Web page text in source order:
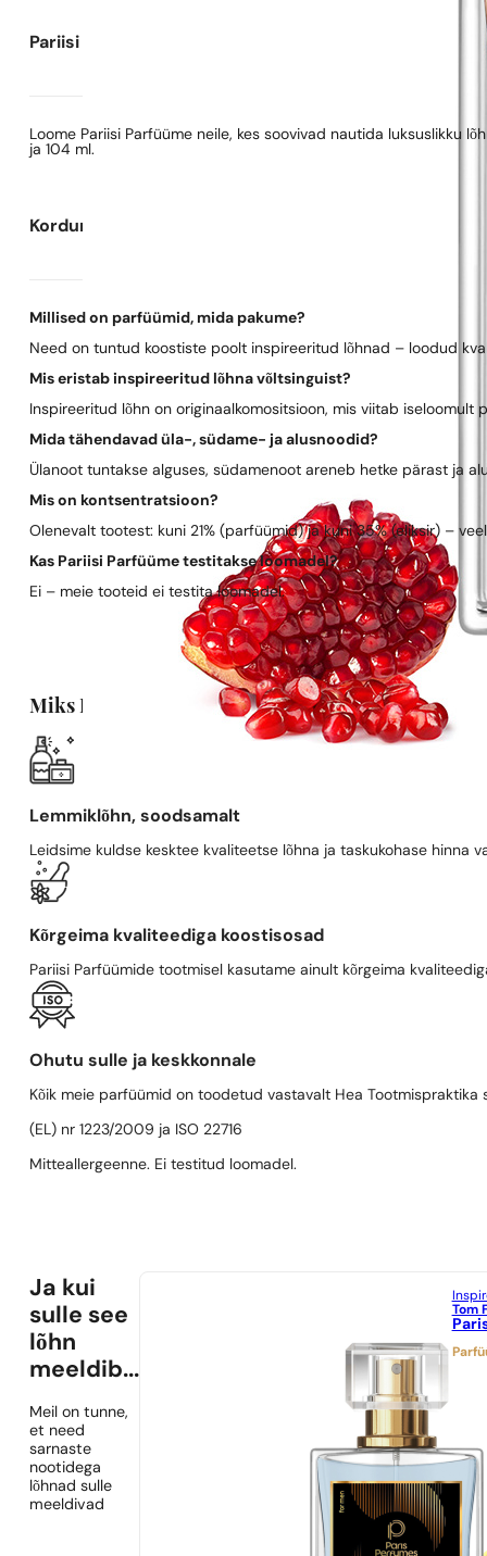
Pariisi Parfüümide kohta
Loome Pariisi Parfüüme neile, kes soovivad nautida luksuslikku
ja 104 ml.
Korduma kippuvad küsimused
Millised on parfüümid, mida pakume?
Need on tuntud koostiste poolt inspireeritud lõhnad – loodud
Mis eristab inspireeritud lõhna võltsinguist?
Inspireeritud lõhn on originaalkomositsioon, mis viitab
Mida tähendavad üla-, südame- ja alusnoodid?
Ülanoot tuntakse alguses, südamenoot areneb hetke pärast ja
Mis on kontsentratsioon?
Olenevalt tootest: kuni 21% (parfüümid) ja kuni 35% (eliksir) –
Kas Pariisi Parfüüme testitakse loomadel?
Ei – meie tooteid ei testita loomadel.
Miks Pariisi Parfüümid?
Lemmiklõhn, soodsamalt
Leidsime kuldse kesktee kvaliteetse lõhna ja taskukohase hinna
Kõrgeima kvaliteediga koostisosad
Pariisi Parfüümide tootmisel kasutame ainult kõrgeima
Ohutu sulle ja keskkonnale
Kõik meie parfüümid on toodetud vastavalt Hea Tootmispraktika
(EL) nr 1223/2009 ja ISO 22716
Mitteallergeenne. Ei testitud loomadel.
Ja kui
sulle see
lõhn
meeldib...
Meil on tunne,
et need
sarnaste
nootidega
lõhnad sulle
meeldivad
Tom